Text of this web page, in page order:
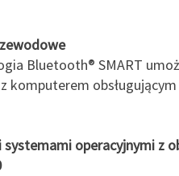
Bluetooth® SMART
komputerem
operacyjnymi z